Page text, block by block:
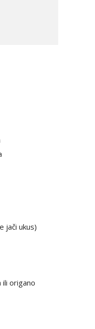
jači ukus)
ili origano